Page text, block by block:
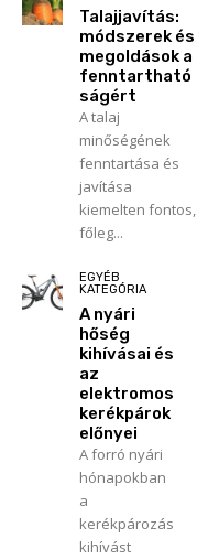
Talajjavítás:
módszerek és
megoldások a
fenntartható
ságért
A talaj
minőségének
fenntartása és
javítása
kiemelten fontos,
főleg...
EGYÉB
KATEGÓRIA
A nyári
hőség
kihívásai és
az
elektromos
kerékpárok
előnyei
A forró nyári
hónapokban
a
kerékpározás
kihívást